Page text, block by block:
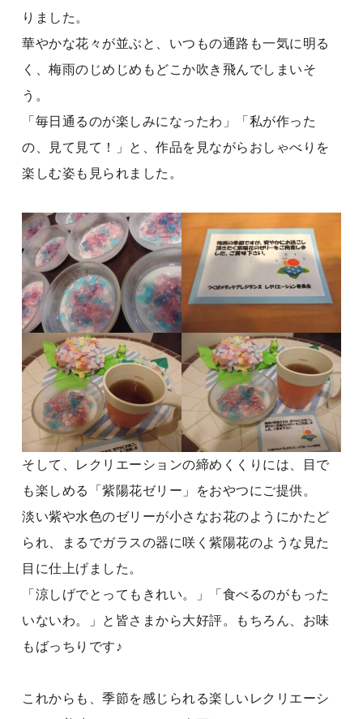
りました。
華やかな花々が並ぶと、いつもの通路も一気に明る
く、梅雨のじめじめもどこか吹き飛んでしまいそ
う。
「毎日通るのが楽しみになったわ」「私が作った
の、見て見て！」と、作品を見ながらおしゃべりを
楽しむ姿も見られました。
そして、レクリエーションの締めくくりには、目で
も楽しめる「紫陽花ゼリー」をおやつにご提供。
淡い紫や水色のゼリーが小さなお花のようにかたど
られ、まるでガラスの器に咲く紫陽花のような見た
目に仕上げました。
「涼しげでとってもきれい。」「食べるのがもった
いないわ。」と皆さまから大好評。もちろん、お味
もばっちりです♪
これからも、季節を感じられる楽しいレクリエーシ